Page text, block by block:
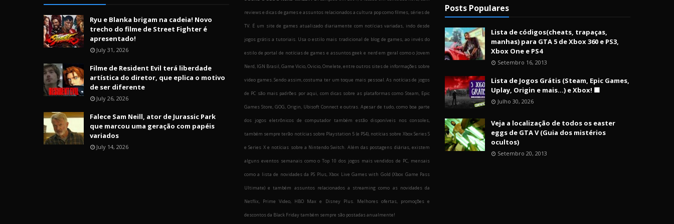
Ryu e Blanka brigam na cadeia! Novo
trecho do filme de Street Fighter é
apresentado!
July 31, 2026
Filme de Resident Evil terá liberdade
artística do diretor, que eplica o motivo
de ser diferente
July 26, 2026
Falece Sam Neill, ator de Jurassic Park
que marcou uma geração com papéis
variados
July 14, 2026
reviews e dicas de games e assuntos relacionados a cultura pop como filmes, séries de
TV. É um site de games atualizado diariamente com notícias variadas, indo desde
jogos grátis a tutoriais. Usa o estilo mais tradicional de blog de games, ao invés do
estilo de portal de notícias de games e assuntos geek e nerd em geral como o Jovem
Nerd, IGN Brasil, Game Vicio, Ovicio, Omelete, entre outros sites de informações sobre
video games. Sendo assim, costuma ter um toque mais pessoal. As notícias de jogos
de PC são mais padrões por aqui, com dicas sobre as plataformas como Steam, Epic
Games Store, GOG, Origin, Ubisoft Connect e outras. Apesar de tudo, como boa parte
dos jogos eletrônicos de computador também estão disponíveis nos consoles,
também sempre terão notícias sobre Playstation 5 (e PS4), notícias sobre Xbox Series S
e Series X e notícias sobre a Nintendo Switch. Além das postagens diárias, existem
alguns eventos semanais como o Top 10 dos jogos mais vendidos de PC, mensais
como a lista de novidades da PS Plus, Xbox Live Games with Gold (Xbox Game Pass
Ultimate) e também assuntos relacionados a streaming como as novidades da
Netflix, Prime Video, HBO Max e Disney Plus. Melhores ofertas, promoções e
descontos da Black Friday também sempre são postadas anualmente!
Posts Populares
Lista de códigos(cheats, trapaças,
manhas) para GTA 5 de Xbox 360 e PS3,
Xbox One e PS4
Setembro 16, 2013
Lista de Jogos Grátis (Steam, Epic Games,
Uplay, Origin e mais...) e Xbox! 🟩
Julho 30, 2026
Veja a localização de todos os easter
eggs de GTA V (Guia dos mistérios
ocultos)
Setembro 20, 2013